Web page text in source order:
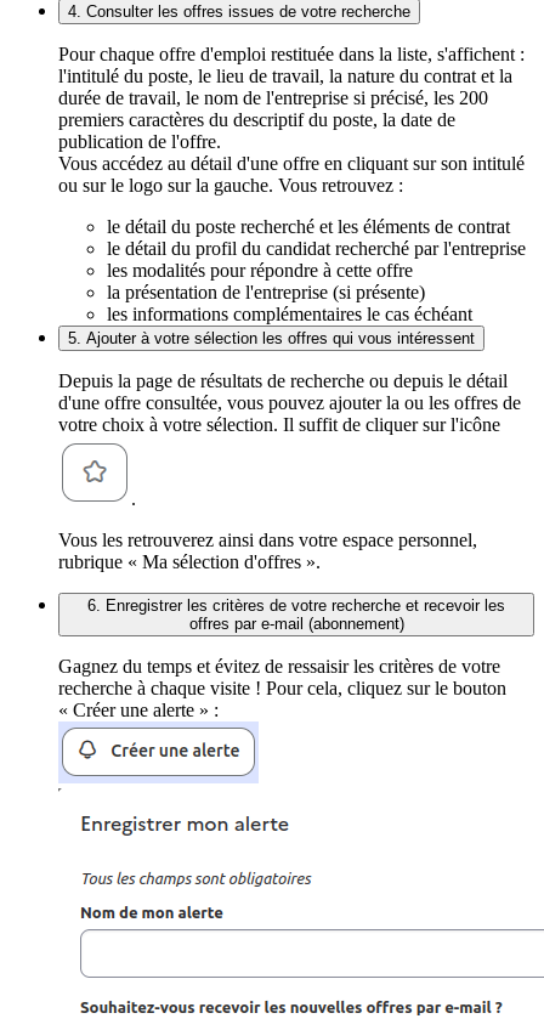
4. Consulter les offres issues de votre recherche
Pour chaque offre d'emploi restituée dans la liste, s'affichent :
l'intitulé du poste, le lieu de travail, la nature du contrat et la
durée de travail, le nom de l'entreprise si précisé, les 200
premiers caractères du descriptif du poste, la date de
publication de l'offre.
Vous accédez au détail d'une offre en cliquant sur son intitulé
ou sur le logo sur la gauche. Vous retrouvez :
le détail du poste recherché et les éléments de contrat
le détail du profil du candidat recherché par l'entreprise
les modalités pour répondre à cette offre
la présentation de l'entreprise (si présente)
les informations complémentaires le cas échéant
5. Ajouter à votre sélection les offres qui vous intéressent
Depuis la page de résultats de recherche ou depuis le détail
d'une offre consultée, vous pouvez ajouter la ou les offres de
votre choix à votre sélection. Il suffit de cliquer sur l'icône
.
Vous les retrouverez ainsi dans votre espace personnel,
rubrique « Ma sélection d'offres ».
6. Enregistrer les critères de votre recherche et recevoir les
offres par e-mail (abonnement)
Gagnez du temps et évitez de ressaisir les critères de votre
recherche à chaque visite ! Pour cela, cliquez sur le bouton
« Créer une alerte » :